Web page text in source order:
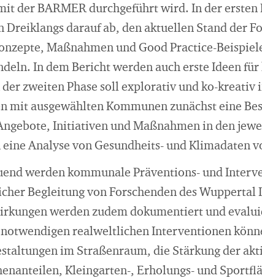
der BARMER durchgeführt wird. In der ersten
Dreiklangs darauf ab, den aktuellen Stand der
Maßnahmen und Good Practice-
In dem Bericht werden auch erste Ideen
zweiten Phase soll explorativ und ko-
mit ausgewählten Kommunen zunächst eine
Initiativen und Maßnahmen in den
Analyse von Gesundheits- und Klimadaten
werden kommunale Präventions- und
Begleitung von Forschenden des
werden zudem dokumentiert und
notwendigen realweltlichen Interventionen
im Straßenraum, die Stärkung der
Kleingarten-, Erholungs- und